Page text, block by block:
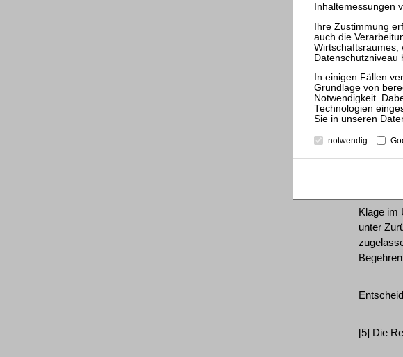
die B.
der
[4] Die
zu 1
jeglichen
weitere
der
der
Klage im
unter
[5] Die
notwendig